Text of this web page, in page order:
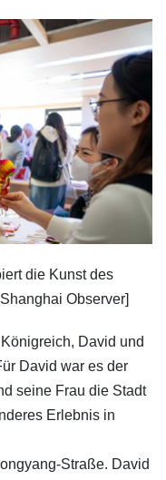
die Kunst des
Observer]
David und
David war es der
seine Frau die Stadt
Erlebnis in
Straße. David